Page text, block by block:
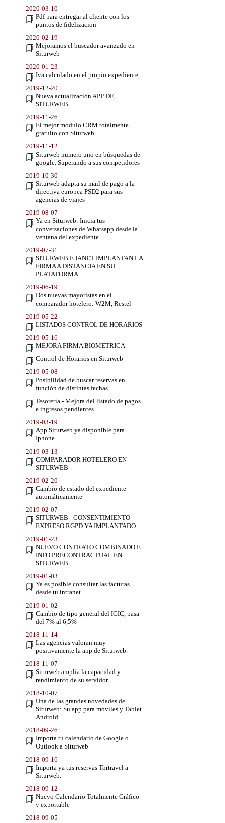
2020-03-10
Pdf para entregar al cliente con los
puntos de fidelizacion
2020-02-19
Mejoramos el buscador avanzado en
Siturweb
2020-01-23
Iva calculado en el propio expediente
2019-12-20
Nueva actualización APP DE
SITURWEB
2019-11-26
El mejor modulo CRM totalmente
gratuito con Siturweb
2019-11-12
Siturweb numero uno en búsquedas de
google. Superando a sus competidores
2019-10-30
Siturweb adapta su mail de pago a la
directiva europea PSD2 para sus
agencias de viajes
2019-08-07
Ya en Siturweb: Inicia tus
conversaciones de Whatsapp desde la
ventana del expediente.
2019-07-31
SITURWEB E IANET IMPLANTAN LA
FIRMA A DISTANCIA EN SU
PLATAFORMA
2019-06-19
Dos nuevas mayoristas en el
comparador hotelero: W2M, Restel
2019-05-22
LISTADOS CONTROL DE HORARIOS
2019-05-16
MEJORA FIRMA BIOMETRICA
Control de Horarios en Siturweb
2019-05-08
Posibilidad de buscar reservas en
función de distintas fechas.
Tesorería - Mejora del listado de pagos
e ingresos pendientes
2019-03-19
App Siturweb ya disponible para
Iphone
2019-03-13
COMPARADOR HOTELERO EN
SITURWEB
2019-02-20
Cambio de estado del expediente
automáticamente
2019-02-07
SITURWEB - CONSENTIMIENTO
EXPRESO RGPD YA IMPLANTADO
2019-01-23
NUEVO CONTRATO COMBINADO E
INFO PRECONTRACTUAL EN
SITURWEB
2019-01-03
Ya es posible consultar las facturas
desde tu intranet
2019-01-02
Cambio de tipo general del IGIC, pasa
del 7% al 6,5%
2018-11-14
Las agencias valoran muy
positivamente la app de Siturweb.
2018-11-07
Siturweb amplía la capacidad y
rendimiento de su servidor.
2018-10-07
Una de las grandes novedades de
Siturweb: Su app para móviles y Tablet
Android.
2018-09-26
Importa tu calendario de Google o
Outlook a Siturweb
2018-09-16
Importa ya tus reservas Tortravel a
Siturweb.
2018-09-12
Nuevo Calendario Totalmente Gráfico
y exportable
2018-09-05